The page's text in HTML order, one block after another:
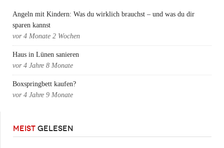
Angeln mit Kindern: Was du wirklich brauchst – und was du dir
sparen kannst
vor 4 Monate 2 Wochen
Haus in Lünen sanieren
vor 4 Jahre 8 Monate
Boxspringbett kaufen?
vor 4 Jahre 9 Monate
MEIST GELESEN